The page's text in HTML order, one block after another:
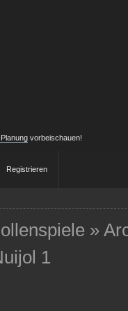
vorbeischauen!
Registrieren
»
1